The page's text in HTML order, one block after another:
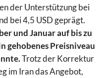
der Unterstützung bei
bei 4,5 USD geprägt.
und Januar auf bis zu
gehobenes Preisniveau
Trotz der Korrektur
im Iran das Angebot,